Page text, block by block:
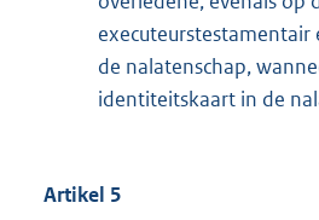
executeurstestamentair
de nalatenschap,
identiteitskaart in de
Artikel 5